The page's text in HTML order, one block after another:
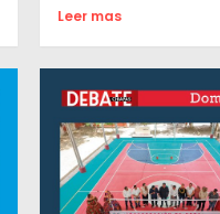
Leer mas